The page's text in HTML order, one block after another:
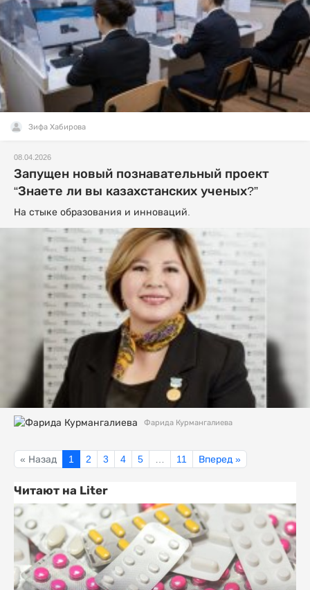
Зифа Хабирова
08.04.2026
Запущен новый познавательный проект
“Знаете ли вы казахстанских ученых?”
На стыке образования и инноваций.
Фарида Курмангалиева
« Назад 1 2 3 4 5 … 11 Вперед »
Читают на Liter